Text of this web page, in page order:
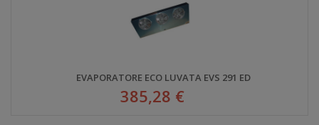
EVAPORATORE ECO LUVATA EVS 291 ED
385,28 €